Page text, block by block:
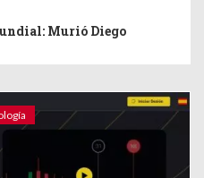
Murió Diego